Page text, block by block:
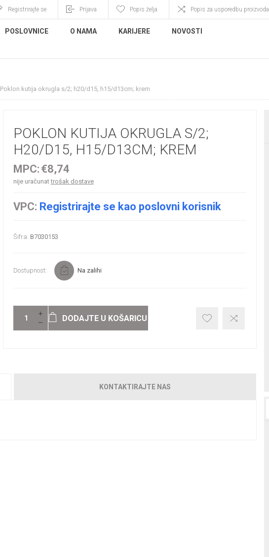
Registrirajte se Prijava Popis želja Popis za usporedbu proizvoda
POSLOVNICE O NAMA KARIJERE
NOVOSTI
Poklon kutija okrugla s/2; h20/d15, h15/d13cm; krem
POKLON KUTIJA OKRUGLA S/2;
H20/D15, H15/D13CM; KREM
MPC: €8,74
nije uračunattrošak dostave
VPC: Registrirajte se kao poslovni korisnik
Šifra: B7030153
Dostupnost: Na zalihi
DODAJTE U KOŠARICU
KONTAKTIRAJTE NAS